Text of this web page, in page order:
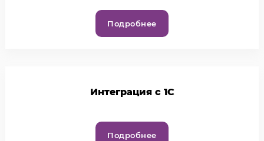
Подробнее
Интеграция с 1С
Подробнее